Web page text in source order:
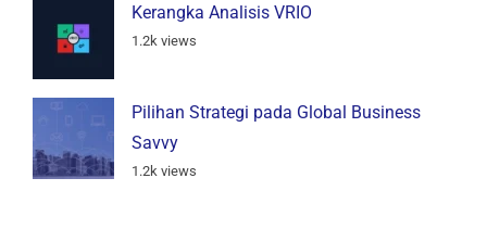
Kerangka Analisis VRIO
1.2k views
Pilihan Strategi pada Global Business
Savvy
1.2k views